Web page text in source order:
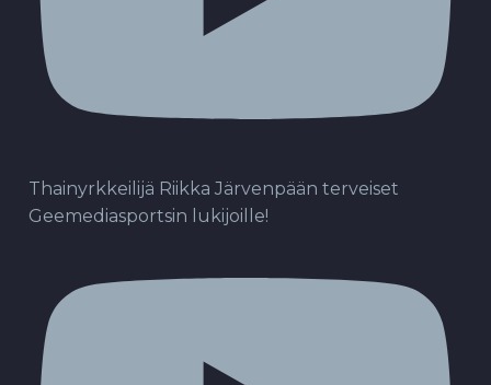
Thainyrkkeilijä Riikka Järvenpään terveiset
Geemediasportsin lukijoille!